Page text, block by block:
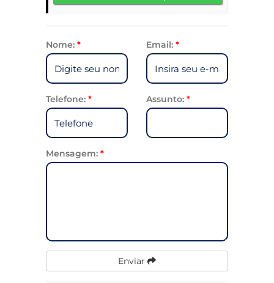
Nome: * Email: *
Telefone: * Assunto: *
Mensagem: *
Enviar